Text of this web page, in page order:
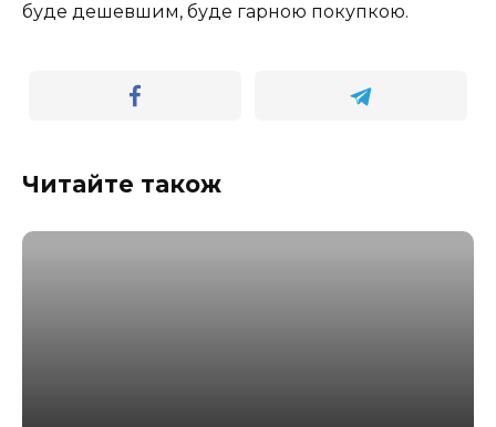
буде дешевшим, буде гарною покупкою.
Читайте також